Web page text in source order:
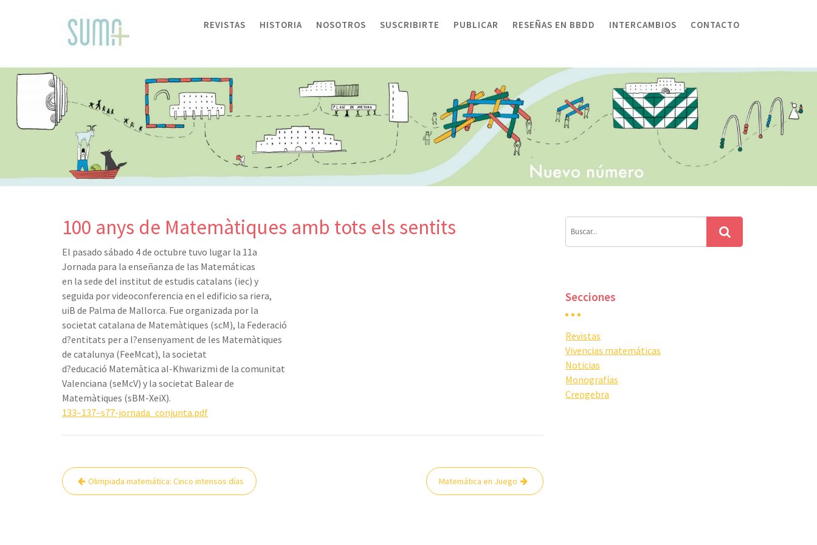
REVISTAS HISTORIA NOSOTROS SUSCRIBIRTE PUBLICAR RESEÑAS EN BBDD INTERCAMBIOS CONTACTO
100 anys de Matemàtiques amb tots els sentits
El pasado sábado 4 de octubre tuvo lugar la 11a
Jornada para la enseñanza de las Matemáticas
en la sede del institut de estudis catalans (iec) y
seguida por videoconferencia en el edificio sa riera,
uiB de Palma de Mallorca. Fue organizada por la
societat catalana de Matemàtiques (scM), la Federació
d?entitats per a l?ensenyament de les Matemàtiques
de catalunya (FeeMcat), la societat
d?educació Matemàtica al-Khwarizmi de la comunitat
Valenciana (seMcV) y la societat Balear de
Matemàtiques (sBM-XeiX).
133–137–s77-jornada_conjunta.pdf
Navegación
de
Olimpiada matemática: Cinco intensos días Matemática en Juego
Secciones
Revistas
Vivencias matemáticas
Noticias
Monografías
Creogebra